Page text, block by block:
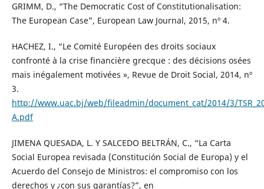
GRIMM, D., “The Democratic Cost of Constitutionalisation:
The European Case”, European Law Journal, 2015, nº 4.
HACHEZ, I., “Le Comité Européen des droits sociaux
confronté à la crise financière grecque : des décisions osées
mais inégalement motivées », Revue de Droit Social, 2014, nº
3.
http://www.uac.bj/web/fileadmin/document_cat/2014/3/
A.pdf
JIMENA QUESADA, L. Y SALCEDO BELTRÁN, C., “La Carta
Social Europea revisada (Constitución Social de Europa) y el
Acuerdo del Consejo de Ministros: el compromiso con los
derechos y ¿con sus garantías?”, en